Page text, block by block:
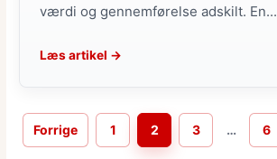
værdi og gennemførelse adskilt. En...
Læs artikel →
Forrige 1 2 3 … 6